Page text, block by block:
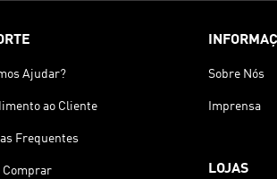
Ajudar?
ao Cliente
Frequentes
Comprar
Sobre Nós
Imprensa
LOJAS